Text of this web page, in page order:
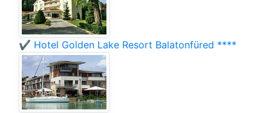
✔️ Hotel Golden Lake Resort Balatonfüred ****